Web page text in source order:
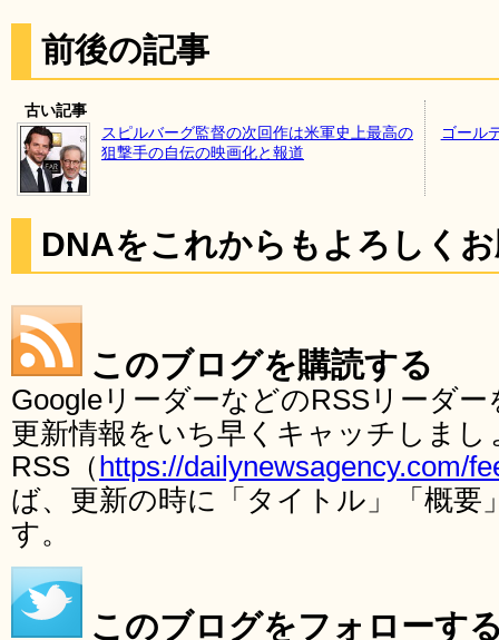
前後の記事
古い記事
スピルバーグ監督の次回作は米軍史上最高の
狙撃手の自伝の映画化と報道
ゴール
DNAをこれからもよろしく
このブログを購読する
GoogleリーダーなどのRSSリーダ
更新情報をいち早くキャッチしま
RSS（ https://dailynewsagency.com/
ば、更新の時に「タイトル」「概要
す。
このブログをフォローす